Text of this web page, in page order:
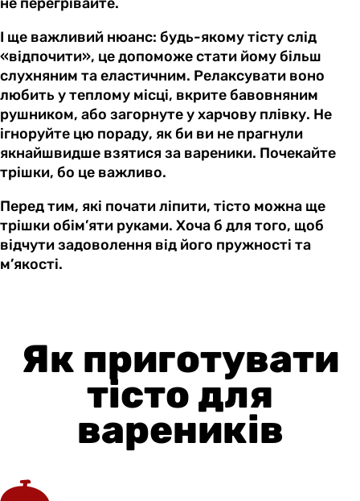
І ще важливий нюанс: будь-якому тісту слід
«відпочити», це допоможе стати йому більш
слухняним та еластичним. Релаксувати воно
любить у теплому місці, вкрите бавовняним
рушником, або загорнуте у харчову плівку. Не
ігноруйте цю пораду, як би ви не прагнули
якнайшвидше взятися за вареники. Почекайте
трішки, бо це важливо.
Перед тим, які почати ліпити, тісто можна ще
трішки обім’яти руками. Хоча б для того, щоб
відчути задоволення від його пружності та
м’якості.
Як приготувати
тісто для
вареників